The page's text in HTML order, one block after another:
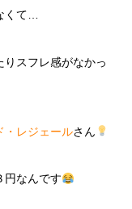
くて…
スフレ感がなかっ
・レジェールさん
円なんです